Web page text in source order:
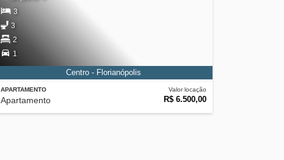
APARTAMENTO
Apartamento
Valor locação
R$ 6.500,00
3
3
2
1
Centro - Florianópolis